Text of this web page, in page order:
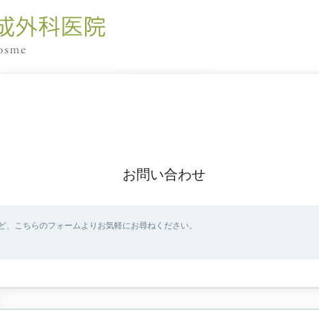
お問い合わせ
こちらのフォームよりお気軽にお尋ねください。